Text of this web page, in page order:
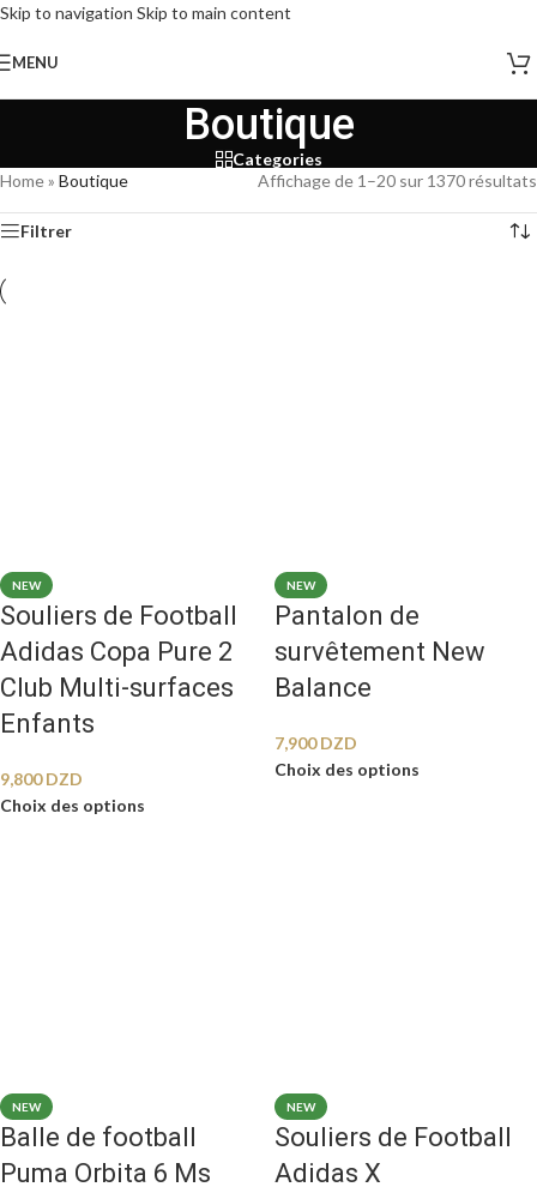
Skip to navigation Skip to main content
MENU
Boutique
Categories
Home» Boutique Affichage de 1–20 sur 1370 résultats
Filtrer
NEW
Souliers de Football
Adidas Copa Pure 2
Club Multi-surfaces
Enfants
9,800DZD
Choix des options
NEW
Pantalon de
survêtement New
Balance
7,900DZD
Choix des options
NEW
Balle de football
Puma Orbita 6 Ms
NEW
Souliers de Football
Adidas X